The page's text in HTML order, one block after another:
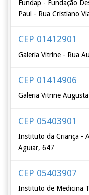
Fundap - Fundação
Paul - Rua Cristiano
CEP 01412901
Galeria Vitrine - Rua
CEP 01414906
Galeria Vitrine
CEP 05403901
Instituto da Criança -
Aguiar, 647
CEP 05403907
Instituto de Medicina